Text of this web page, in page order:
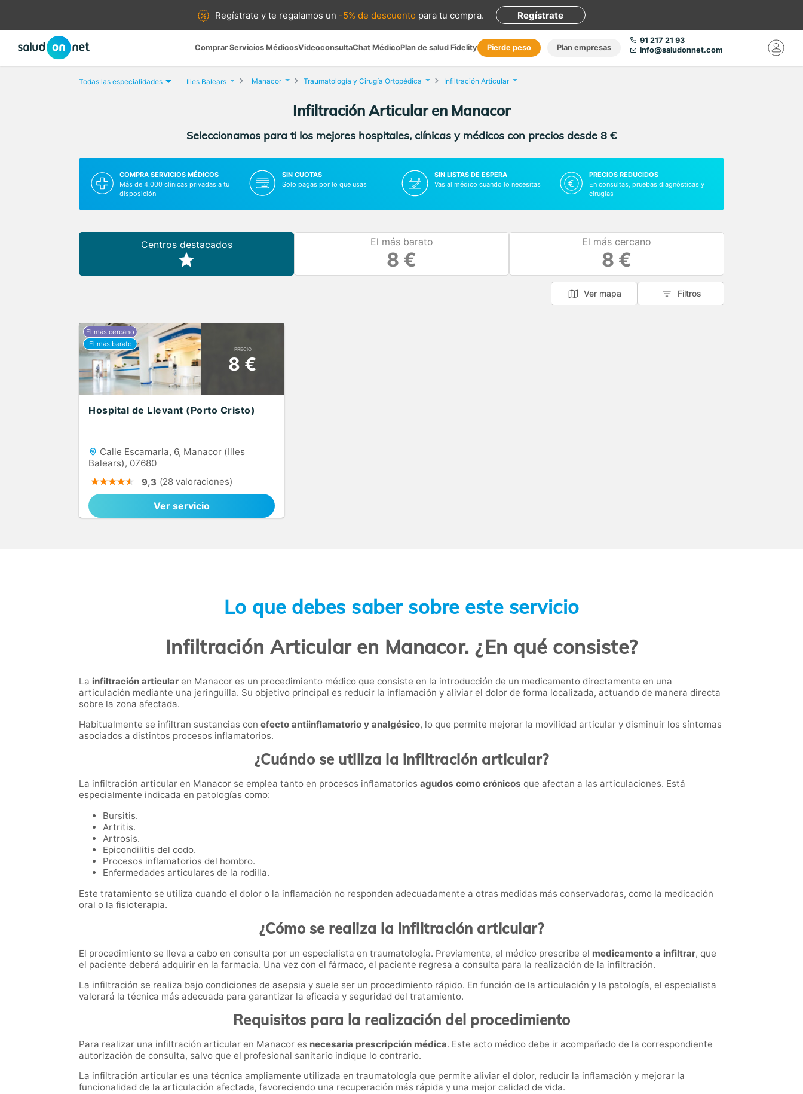
Regístrate yte regalamos un -5% de descuento para tu compra. Regístrate
Comprar Servicios MédicosVideoconsultaChat MédicoPlan de salud Fidelity Pierde peso Plan empresas
91 217 21 93
info@saludonnet.com
Todas las especialidades Illes Balears Manacor Traumatología y Cirugía Ortopédica Infiltración Articular
Infiltración Articular en Manacor
Seleccionamos para ti los mejores hospitales, clínicas y médicos con precios desde 8 €
COMPRA SERVICIOS MÉDICOS
Más de 4.000 clínicas privadas a tu
disposición
SIN CUOTAS
Solo pagas por lo que usas
SIN LISTAS DE ESPERA
Vas al médico cuando lo necesitas
PRECIOS REDUCIDOS
En consultas, pruebas diagnósticas y
cirugías
Centros destacados El más barato
8 €
El más cercano
8 €
Ver mapa Filtros
PRECIO
8 €
Hospital de Llevant (Porto Cristo)
Calle Escamarla, 6, Manacor (Illes
Balears), 07680
9,3 (28 valoraciones)
Ver servicio
Lo que debes saber sobre este servicio
Infiltración Articular en Manacor. ¿En qué consiste?
La infiltración articular en Manacor es un procedimiento médico que consiste en la introducción de un medicamento directamente en una
articulación mediante una jeringuilla. Su objetivo principal es reducir la inflamación y aliviar el dolor de forma localizada, actuando de manera directa
sobre la zona afectada.
Habitualmente se infiltran sustancias con efecto antiinflamatorio y analgésico, lo que permite mejorar la movilidad articular y disminuir los síntomas
asociados a distintos procesos inflamatorios.
¿Cuándo se utiliza la infiltración articular?
La infiltración articular en Manacor se emplea tanto en procesos inflamatorios agudos como crónicos que afectan a las articulaciones. Está
especialmente indicada en patologías como:
Bursitis.
Artritis.
Artrosis.
Epicondilitis del codo.
Procesos inflamatorios del hombro.
Enfermedades articulares de la rodilla.
Este tratamiento se utiliza cuando el dolor o la inflamación no responden adecuadamente a otras medidas más conservadoras, como la medicación
oral o la fisioterapia.
¿Cómo se realiza la infiltración articular?
El procedimiento se lleva a cabo en consulta por un especialista en traumatología. Previamente, el médico prescribe el medicamento a infiltrar, que
el paciente deberá adquirir en la farmacia. Una vez con el fármaco, el paciente regresa a consulta para la realización de la infiltración.
La infiltración se realiza bajo condiciones de asepsia y suele ser un procedimiento rápido. En función de la articulación y la patología, el especialista
valorará la técnica más adecuada para garantizar la eficacia y seguridad del tratamiento.
Requisitos para la realización del procedimiento
Para realizar una infiltración articular en Manacor es necesaria prescripción médica. Este acto médico debe ir acompañado de la correspondiente
autorización de consulta, salvo que el profesional sanitario indique lo contrario.
La infiltración articular es una técnica ampliamente utilizada en traumatología que permite aliviar el dolor, reducir la inflamación y mejorar la
funcionalidad de la articulación afectada, favoreciendo una recuperación más rápida y una mejor calidad de vida.